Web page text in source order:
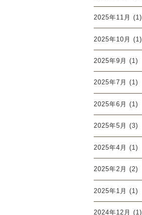
2025年11月 (1)
2025年10月 (1)
2025年9月 (1)
2025年7月 (1)
2025年6月 (1)
2025年5月 (3)
2025年4月 (1)
2025年2月 (2)
2025年1月 (1)
2024年12月 (1)